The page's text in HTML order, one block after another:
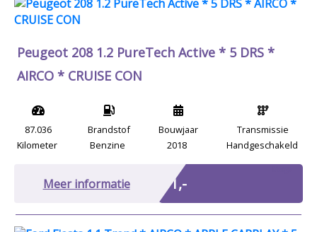
Peugeot 208 1.2 PureTech Active * 5 DRS *
AIRCO * CRUISE CON
87.036
Kilometer
Brandstof
Benzine
Bouwjaar
2018
Transmissie
Handgeschakeld
Meer informatie € 1,-